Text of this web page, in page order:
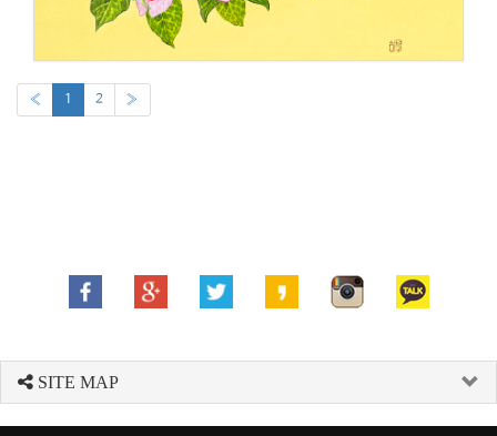
« 1 2 »
SITE MAP